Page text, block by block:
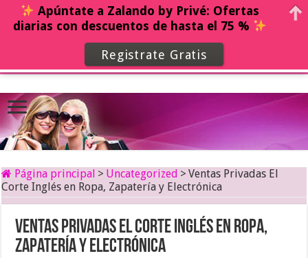
Página principal > Uncategorized > Ventas Privadas El
Corte Inglés en Ropa, Zapatería y Electrónica
Ventas Privadas El Corte Inglés en Ropa,
Zapatería y Electrónica
Apúntate a Zalando by Privé: Ofertas
diarias con descuentos de hasta el 75 %
Registrate Gratis